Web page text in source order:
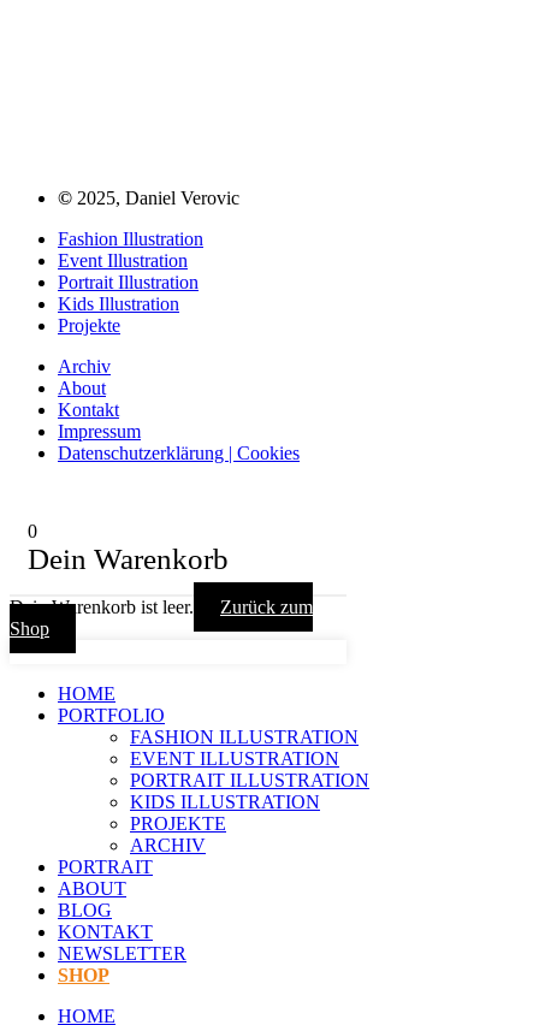
© 2025, Daniel Verovic
Fashion Illustration
Event Illustration
Portrait Illustration
Kids Illustration
Projekte
Archiv
About
Kontakt
Impressum
Datenschutzerklärung | Cookies
0
Dein Warenkorb
Dein Warenkorb ist leer.
Zurück zum
Shop
HOME
PORTFOLIO
FASHION ILLUSTRATION
EVENT ILLUSTRATION
PORTRAIT ILLUSTRATION
KIDS ILLUSTRATION
PROJEKTE
ARCHIV
PORTRAIT
ABOUT
BLOG
KONTAKT
NEWSLETTER
SHOP
HOME